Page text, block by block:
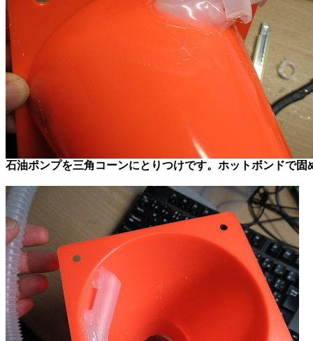
石油ポンプを三角コーンにとりつけです。ホットボンドで固